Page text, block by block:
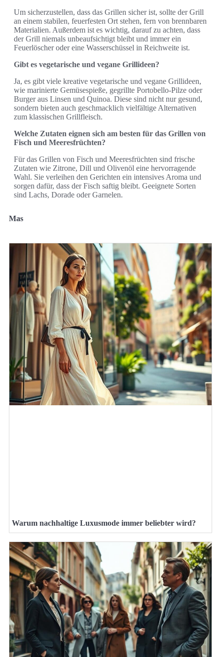
Um sicherzustellen, dass das Grillen sicher ist, sollte der Grill
an einem stabilen, feuerfesten Ort stehen, fern von brennbaren
Materialien. Außerdem ist es wichtig, darauf zu achten, dass
der Grill niemals unbeaufsichtigt bleibt und immer ein
Feuerlöscher oder eine Wasserschüssel in Reichweite ist.
Gibt es vegetarische und vegane Grillideen?
Ja, es gibt viele kreative vegetarische und vegane Grillideen,
wie marinierte Gemüsespieße, gegrillte Portobello-Pilze oder
Burger aus Linsen und Quinoa. Diese sind nicht nur gesund,
sondern bieten auch geschmacklich vielfältige Alternativen
zum klassischen Grillfleisch.
Welche Zutaten eignen sich am besten für das Grillen von
Fisch und Meeresfrüchten?
Für das Grillen von Fisch und Meeresfrüchten sind frische
Zutaten wie Zitrone, Dill und Olivenöl eine hervorragende
Wahl. Sie verleihen den Gerichten ein intensives Aroma und
sorgen dafür, dass der Fisch saftig bleibt. Geeignete Sorten
sind Lachs, Dorade oder Garnelen.
Mas
Warum nachhaltige Luxusmode immer beliebter wird?